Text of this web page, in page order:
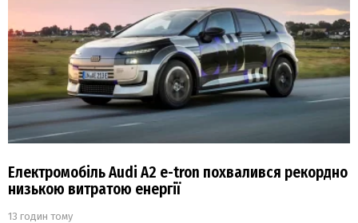
Електромобіль Audi A2 e-tron похвалився рекордно
низькою витратою енергії
13 годин тому